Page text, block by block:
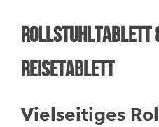
Rollstuhltablett
Reisetablett
Vielseitiges